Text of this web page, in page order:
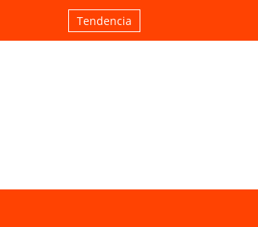
Tendencia